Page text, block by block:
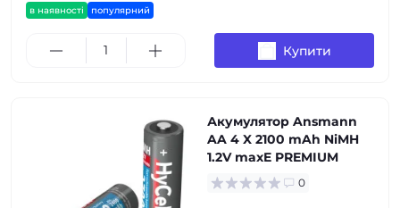
в наявності популярний
Купити
Акумулятор Ansmann
AA 4 X 2100 mAh NiMH
1.2V maxE PREMIUM
0